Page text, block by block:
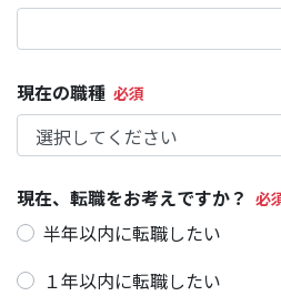
現在の職種
現在、転職をお考えですか？
半年以内に転職したい
１年以内に転職したい